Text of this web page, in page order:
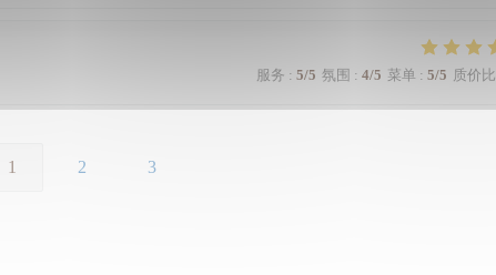
服务 : 5/5 氛围 : 4/5 菜单 : 5/5 质价比
1 2 3